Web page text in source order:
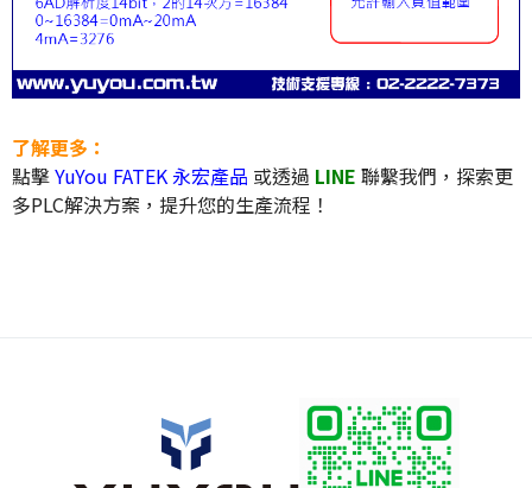
了解更多：
點擊YuYou FATEK 永宏產品 或透過 LINE 聯繫我們，探索更
多PLC解決方案，提升您的生產流程！